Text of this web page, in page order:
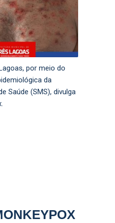
por meio do
da
Saúde (SMS), divulga